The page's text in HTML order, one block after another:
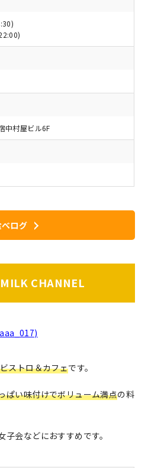
中村屋ビル6F
ログ
MILK CHANNEL
ストロ＆カフェです。
ぱい味付けでボリューム満点の料
会などにおすすめです。